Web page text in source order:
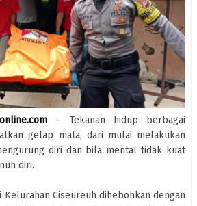
– Tekanan hidup berbagai
gelap mata, dari mulai melakukan
diri dan bila mental tidak kuat
diri.
Kelurahan Ciseureuh dihebohkan dengan